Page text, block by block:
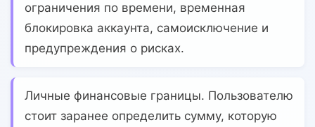
ограничения по времени, временная
блокировка аккаунта, самоисключение и
предупреждения о рисках.
Личные финансовые границы. Пользователю
стоит заранее определить сумму, которую